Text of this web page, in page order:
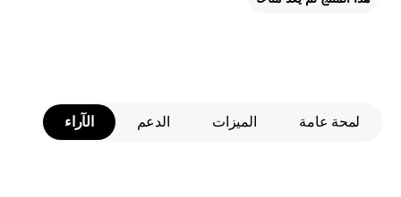
لمحة عامة الميزات الدعم الآراء